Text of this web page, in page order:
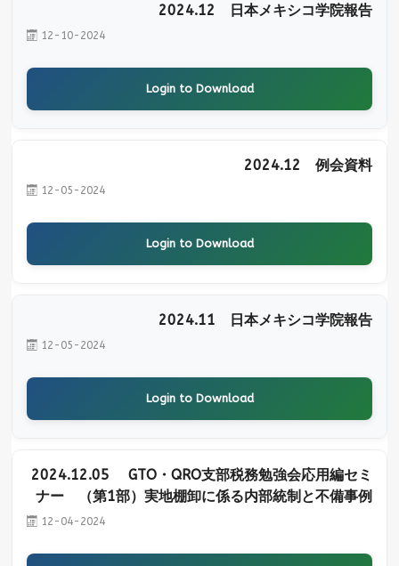
2024.12 日本メキシコ学院報告
12-10-2024
Login to Download
2024.12 例会資料
12-05-2024
Login to Download
2024.11 日本メキシコ学院報告
12-05-2024
Login to Download
2024.12.05 GTO・QRO支部税務勉強会応用編セミ
ナー （第1部）実地棚卸に係る内部統制と不備事例
12-04-2024